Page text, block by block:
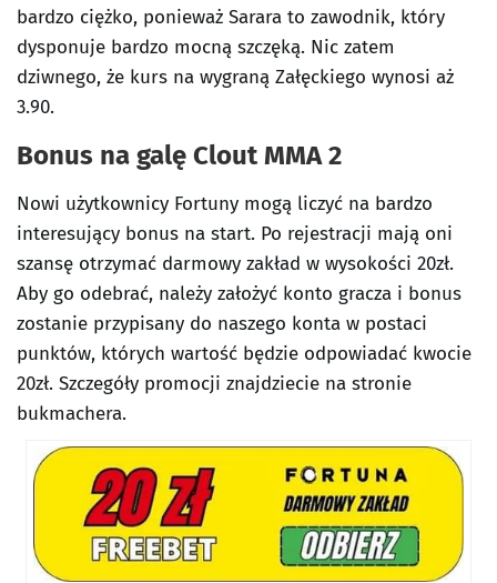
bardzo ciężko, ponieważ Sarara to zawodnik, który
dysponuje bardzo mocną szczęką. Nic zatem
dziwnego, że kurs na wygraną Załęckiego wynosi aż
3.90.
Bonus na galę Clout MMA 2
Nowi użytkownicy Fortuny mogą liczyć na bardzo
interesujący bonus na start. Po rejestracji mają oni
szansę otrzymać darmowy zakład w wysokości 20zł.
Aby go odebrać, należy założyć konto gracza i bonus
zostanie przypisany do naszego konta w postaci
punktów, których wartość będzie odpowiadać kwocie
20zł. Szczegóły promocji znajdziecie na stronie
bukmachera.